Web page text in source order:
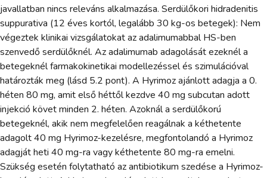
javallatban nincs releváns alkalmazása. Serdülőkori hidradenitis
suppurativa (12 éves kortól, legalább 30 kg-os betegek): Nem
végeztek klinikai vizsgálatokat az adalimumabbal HS-ben
szenvedő serdülőknél. Az adalimumab adagolását ezeknél a
betegeknél farmakokinetikai modellezéssel és szimulációval
határozták meg (lásd 5.2 pont). A Hyrimoz ajánlott adagja a 0.
héten 80 mg, amit első héttől kezdve 40 mg subcutan adott
injekció követ minden 2. héten. Azoknál a serdülőkorú
betegeknél, akik nem megfelelően reagálnak a kéthetente
adagolt 40 mg Hyrimoz-kezelésre, megfontolandó a Hyrimoz
adagját heti 40 mg-ra vagy kéthetente 80 mg-ra emelni.
Szükség esetén folytatható az antibiotikum szedése a Hyrimoz-